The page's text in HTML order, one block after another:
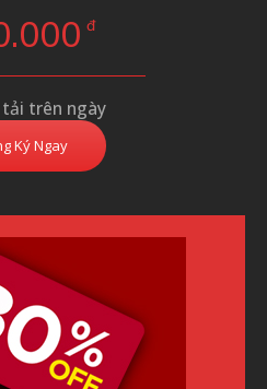
đ
trên ngày
Ký Ngay